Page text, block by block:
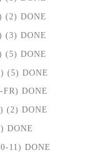
(2) DONE
(3) DONE
(5) DONE
(5) DONE
DONE
(2) DONE
DONE
11) DONE